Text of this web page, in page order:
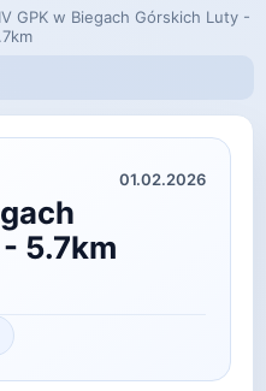
GPK w Biegach Górskich Luty -
01.02.2026
5.7km